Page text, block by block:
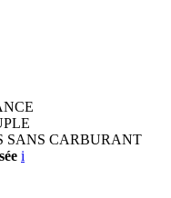
SANS CARBURANT
i